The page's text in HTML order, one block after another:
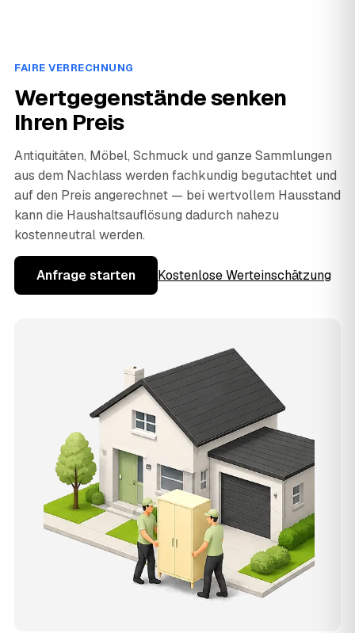
FAIRE VERRECHNUNG
Wertgegenstände senken
Ihren Preis
Antiquitäten, Möbel, Schmuck und ganze Sammlungen
aus dem Nachlass werden fachkundig begutachtet und
auf den Preis angerechnet — bei wertvollem Hausstand
kann die Haushaltsauflösung dadurch nahezu
kostenneutral werden.
Anfrage starten Kostenlose Werteinschätzung